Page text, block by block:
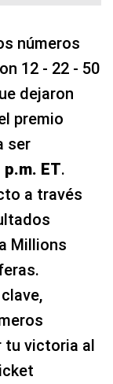
números
12 - 22 - 50
dejaron
premio
ser
p.m. ET.
a través
Millions
tu victoria al